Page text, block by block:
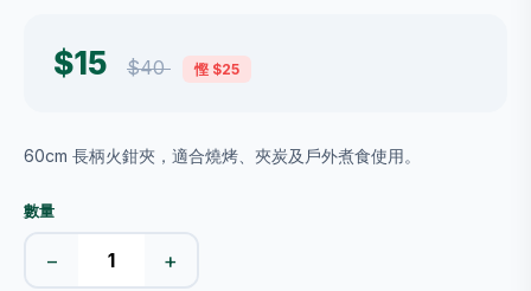
$15 $40 慳 $25
60cm 長柄火鉗夾，適合燒烤、夾炭及戶外煮食使用。
數量
− +